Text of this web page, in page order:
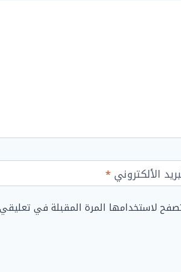
الألكتروني*
لاستخدامها المرة المقبلة في